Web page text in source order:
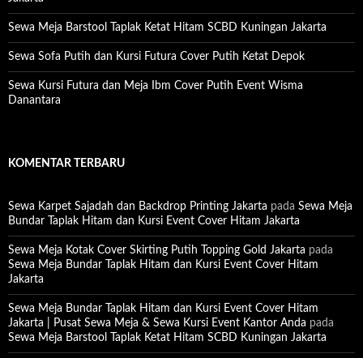
Sewa Meja Barstool Taplak Ketat Hitam SCBD Kuningan Jakarta
Sewa Sofa Putih dan Kursi Futura Cover Putih Ketat Depok
Sewa Kursi Futura dan Meja Ibm Cover Putih Event Wisma
Danantara
KOMENTAR TERBARU
Sewa Karpet Sajadah dan Backdrop Printing Jakarta pada Sewa Meja
Bundar Taplak Hitam dan Kursi Event Cover Hitam Jakarta
Sewa Meja Kotak Cover Skirting Putih Topping Gold Jakarta pada
Sewa Meja Bundar Taplak Hitam dan Kursi Event Cover Hitam
Jakarta
Sewa Meja Bundar Taplak Hitam dan Kursi Event Cover Hitam
Jakarta | Pusat Sewa Meja & Sewa Kursi Event Kantor Anda pada
Sewa Meja Barstool Taplak Ketat Hitam SCBD Kuningan Jakarta